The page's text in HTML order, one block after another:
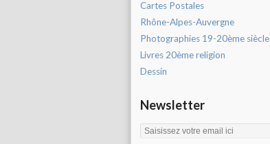
Cartes Postales
Rhône-Alpes-Auvergne
Photographies 19-20ème siècle
Livres 20ème religion
Dessin
Newsletter